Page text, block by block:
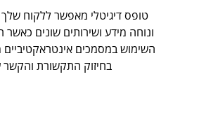
טופס דיגיטלי מאפשר ללקוח
ונוחה מידע ושירותים שונים
השימוש במסמכים
בחיזוק התקשורת